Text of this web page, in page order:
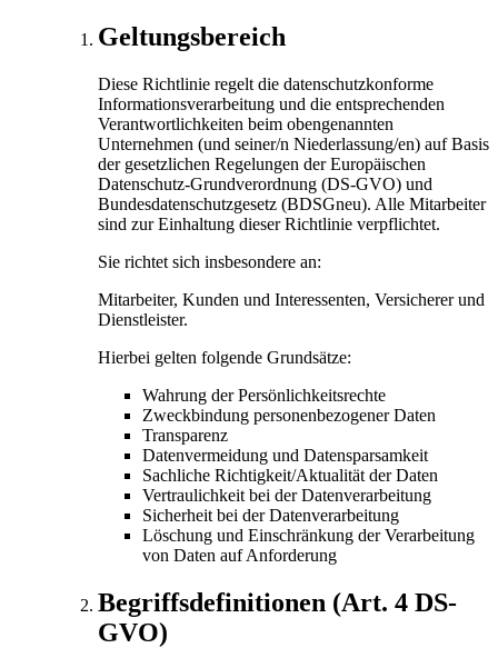
Geltungsbereich
Diese Richtlinie regelt die datenschutzkonforme
Informationsverarbeitung und die entsprechenden
Verantwortlichkeiten beim obengenannten
Unternehmen (und seiner/n Niederlassung/en) auf Basis
der gesetzlichen Regelungen der Europäischen
Datenschutz-Grundverordnung (DS-GVO) und
Bundesdatenschutzgesetz (BDSGneu). Alle Mitarbeiter
sind zur Einhaltung dieser Richtlinie verpflichtet.
Sie richtet sich insbesondere an:
Mitarbeiter, Kunden und Interessenten, Versicherer und
Dienstleister.
Hierbei gelten folgende Grundsätze:
Wahrung der Persönlichkeitsrechte
Zweckbindung personenbezogener Daten
Transparenz
Datenvermeidung und Datensparsamkeit
Sachliche Richtigkeit/Aktualität der Daten
Vertraulichkeit bei der Datenverarbeitung
Sicherheit bei der Datenverarbeitung
Löschung und Einschränkung der Verarbeitung
von Daten auf Anforderung
Begriffsdefinitionen (Art. 4 DS-
GVO)